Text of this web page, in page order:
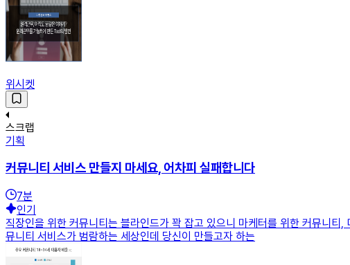
위시켓
스크랩
기획
커뮤니티 서비스 만들지 마세요, 어차피 실패합니다
7분
인기
직장인을 위한 커뮤니티는 블라인드가 꽉 잡고 있으니 마케터를 위한 커뮤니
뮤니티 서비스가 범람하는 세상인데 당신이 만들고자 하는